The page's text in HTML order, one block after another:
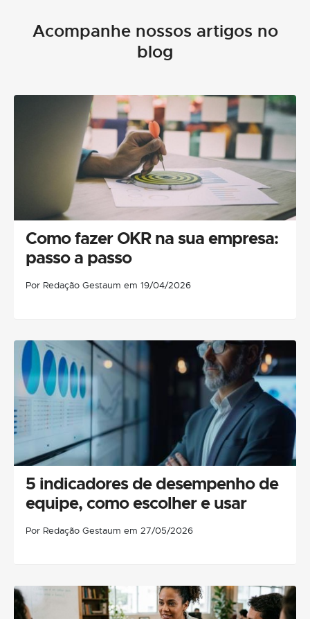
Acompanhe nossos artigos no
blog
Como fazer OKR na sua empresa:
passo a passo
Por Redação Gestaum em 19/04/2026
5 indicadores de desempenho de
equipe, como escolher e usar
Por Redação Gestaum em 27/05/2026